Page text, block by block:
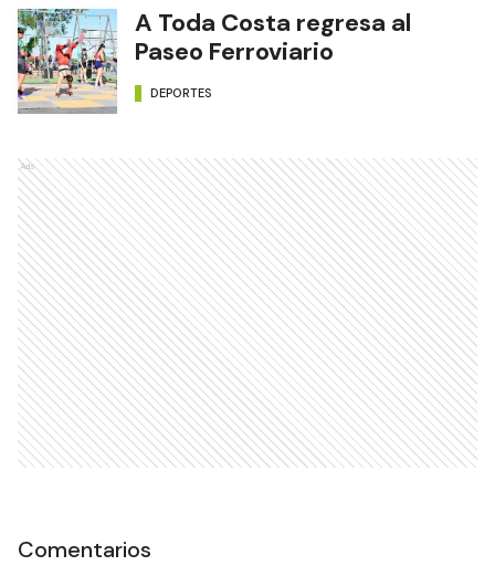
A Toda Costa regresa al
Paseo Ferroviario
DEPORTES
Ads
Comentarios